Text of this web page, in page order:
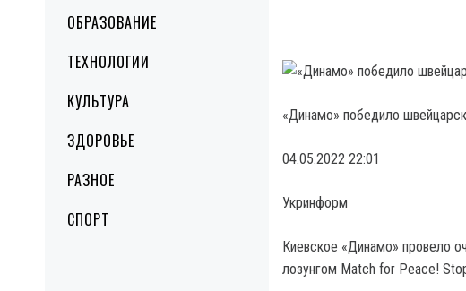
ОБРАЗОВАНИЕ
ТЕХНОЛОГИИ
КУЛЬТУРА
ЗДОРОВЬЕ
РАЗНОЕ
СПОРТ
«Динамо» победило
04.05.2022 22:01
Укринформ
Киевское «Динамо» провело
лозунгом Match for Peace!